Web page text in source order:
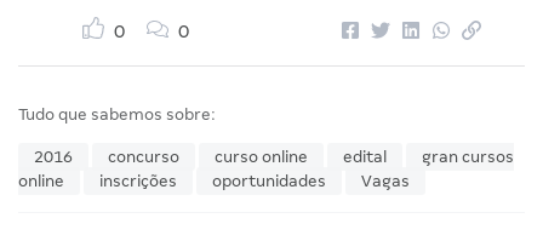
0 0
Tudo que sabemos sobre:
2016 concurso curso online edital
gran cursos
online
inscrições oportunidades Vagas